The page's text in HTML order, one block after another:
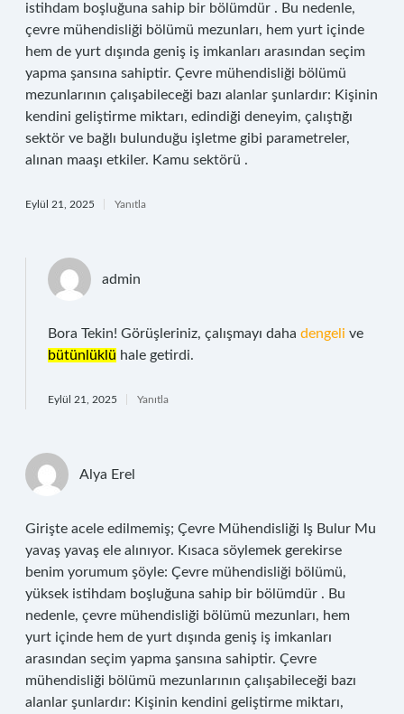
istihdam boşluğuna sahip bir bölümdür . Bu nedenle,
çevre mühendisliği bölümü mezunları, hem yurt içinde
hem de yurt dışında geniş iş imkanları arasından seçim
yapma şansına sahiptir. Çevre mühendisliği bölümü
mezunlarının çalışabileceği bazı alanlar şunlardır: Kişinin
kendini geliştirme miktarı, edindiği deneyim, çalıştığı
sektör ve bağlı bulunduğu işletme gibi parametreler,
alınan maaşı etkiler. Kamu sektörü .
Eylül 21, 2025 Yanıtla
admin
Bora Tekin! Görüşleriniz, çalışmayı daha dengeli ve
bütünlüklü hale getirdi.
Eylül 21, 2025 Yanıtla
Alya Erel
Girişte acele edilmemiş; Çevre Mühendisliği Iş Bulur Mu
yavaş yavaş ele alınıyor. Kısaca söylemek gerekirse
benim yorumum şöyle: Çevre mühendisliği bölümü,
yüksek istihdam boşluğuna sahip bir bölümdür . Bu
nedenle, çevre mühendisliği bölümü mezunları, hem
yurt içinde hem de yurt dışında geniş iş imkanları
arasından seçim yapma şansına sahiptir. Çevre
mühendisliği bölümü mezunlarının çalışabileceği bazı
alanlar şunlardır: Kişinin kendini geliştirme miktarı,